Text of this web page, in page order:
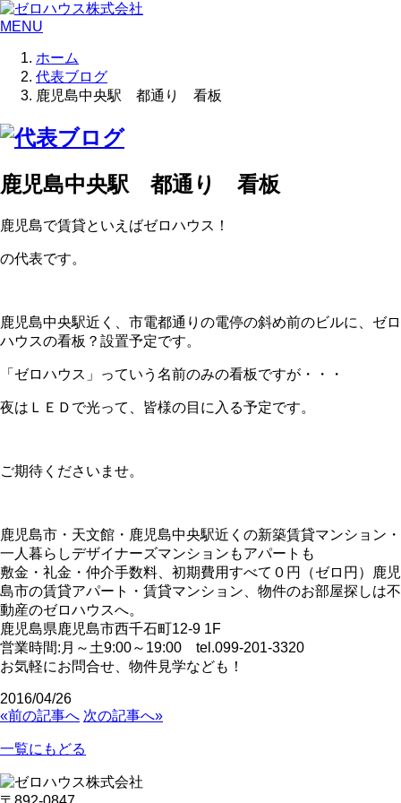
MENU
ホーム
代表ブログ
鹿児島中央駅 都通り 看板
鹿児島中央駅 都通り 看板
鹿児島で賃貸といえばゼロハウス！
の代表です。
鹿児島中央駅近く、市電都通りの電停の斜め前のビルに、ゼロ
ハウスの看板？設置予定です。
「ゼロハウス」っていう名前のみの看板ですが・・・
夜はＬＥＤで光って、皆様の目に入る予定です。
ご期待くださいませ。
鹿児島市・天文館・鹿児島中央駅近くの新築賃貸マンション・
一人暮らしデザイナーズマンションもアパートも
敷金・礼金・仲介手数料、初期費用すべて０円（ゼロ円）鹿児
島市の賃貸アパート・賃貸マンション、物件のお部屋探しは不
動産のゼロハウスへ。
鹿児島県鹿児島市西千石町12-9 1F
営業時間:月～土9:00～19:00 tel.099-201-3320
お気軽にお問合せ、物件見学なども！
2016/04/26
«前の記事へ 次の記事へ»
一覧にもどる